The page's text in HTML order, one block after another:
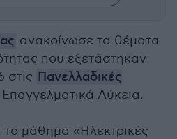
ανακοίνωσε τα θέματα
που εξετάστηκαν
στις Πανελλαδικές
Λύκεια.
το μάθημα «Ηλεκτρικές